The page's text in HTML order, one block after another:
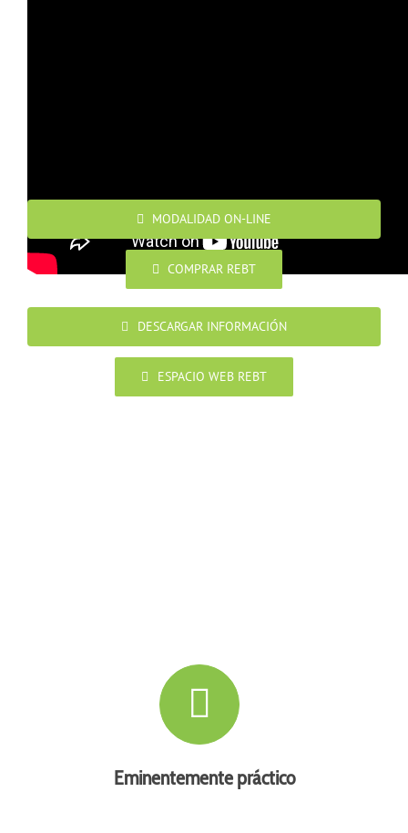
MODALIDAD ON-LINE
COMPRAR REBT
DESCARGAR INFORMACIÓN
ESPACIO WEB REBT
Eminentemente práctico